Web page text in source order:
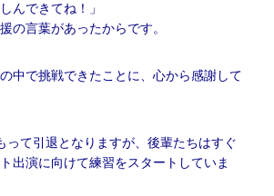
んできてね！」
の言葉があったからです。
中で挑戦できたことに、心から感謝して
って引退となりますが、後輩たちはすぐ
出演に向けて練習をスタートしていま